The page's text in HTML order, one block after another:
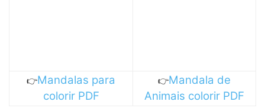
👉Mandalas para
colorir PDF
👉Mandala de
Animais colorir PDF